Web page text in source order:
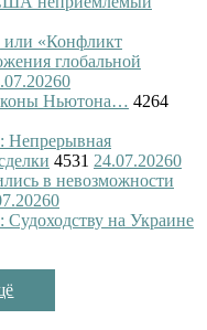
или «Конфликт
глобальной
0
Ньютона… 4264
Непрерывная
4531 24.07.20260
в невозможности
0
на Украине